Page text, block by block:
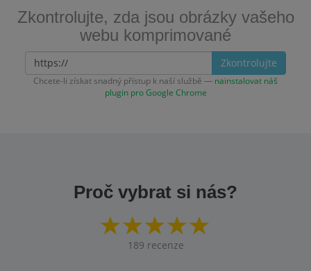
Zkontrolujte, zda jsou obrázky vašeho
webu komprimované
Zkontrolujte
Chcete-li získat snadný přístup k naší službě — nainstalovat náš
plugin pro Google Chrome
Proč vybrat si nás?
189 recenze